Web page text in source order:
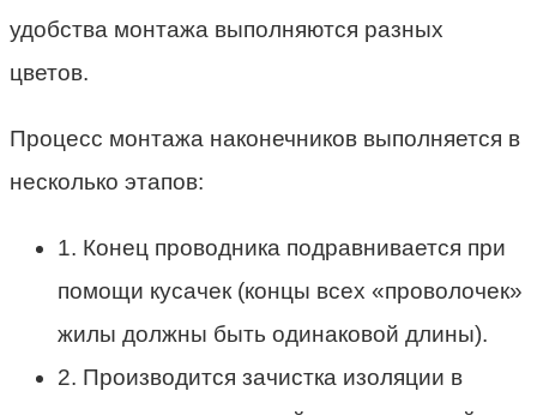
удобства монтажа выполняются разных
цветов.
Процесс монтажа наконечников выполняется в
несколько этапов:
1. Конец проводника подравнивается при
помощи кусачек (концы всех «проволочек»
жилы должны быть одинаковой длины).
2. Производится зачистка изоляции в